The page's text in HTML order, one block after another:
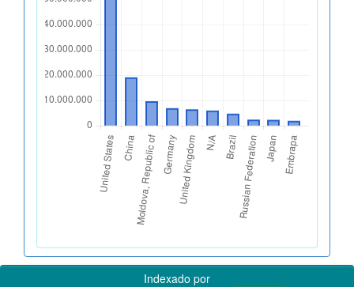
Indexado por